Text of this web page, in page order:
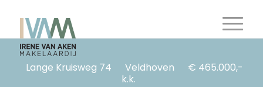
Lange Kruisweg 74 Veldhoven
€ 465.000,-
k.k.